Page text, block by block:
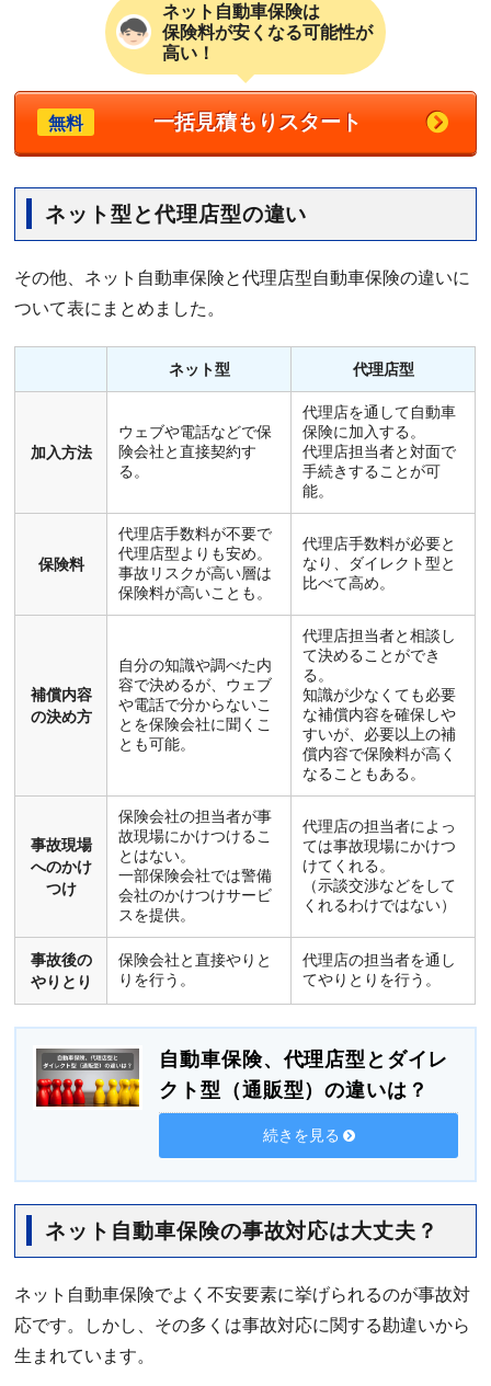
ネット自動車保険は
保険料が安くなる可能性が
高い！
無料 一括見積もりスタート
ネット型と代理店型の違い
その他、ネット自動車保険と代理店型自動車保険の違いに
ついて表にまとめました。
ネット型 代理店型
加入方法
ウェブや電話などで保
険会社と直接契約す
る。
代理店を通して自動車
保険に加入する。
代理店担当者と対面で
手続きすることが可
能。
保険料
代理店手数料が不要で
代理店型よりも安め。
事故リスクが高い層は
保険料が高いことも。
代理店手数料が必要と
なり、ダイレクト型と
比べて高め。
補償内容
の決め方
自分の知識や調べた内
容で決めるが、ウェブ
や電話で分からないこ
とを保険会社に聞くこ
とも可能。
代理店担当者と相談し
て決めることができ
る。
知識が少なくても必要
な補償内容を確保しや
すいが、必要以上の補
償内容で保険料が高く
なることもある。
事故現場
へのかけ
つけ
保険会社の担当者が事
故現場にかけつけるこ
とはない。
一部保険会社では警備
会社のかけつけサービ
スを提供。
代理店の担当者によっ
ては事故現場にかけつ
けてくれる。
（示談交渉などをして
くれるわけではない）
事故後の
やりとり
保険会社と直接やりと
りを行う。
代理店の担当者を通し
てやりとりを行う。
自動車保険、代理店型とダイレ
クト型（通販型）の違いは？
続きを見る
ネット自動車保険の事故対応は大丈夫？
ネット自動車保険でよく不安要素に挙げられるのが事故対
応です。しかし、その多くは事故対応に関する勘違いから
生まれています。